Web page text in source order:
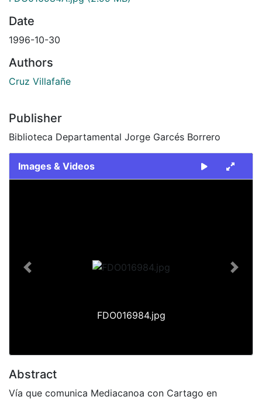
Date
1996-10-30
Authors
Cruz Villafañe
Publisher
Biblioteca Departamental Jorge Garcés Borrero
Images & Videos
FDO016984.jpg
Previous Next
Abstract
Vía que comunica Mediacanoa con Cartago en